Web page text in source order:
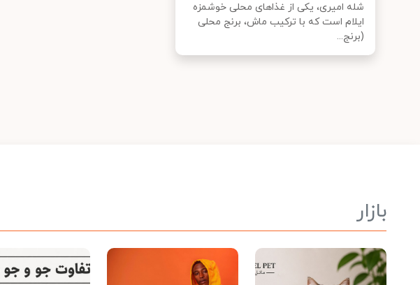
شله امیری، یکی از غذا‌های محلی خوشمزه
ایلام است که با ترکیب ماش، برنج محلی
(برنج...
بازار